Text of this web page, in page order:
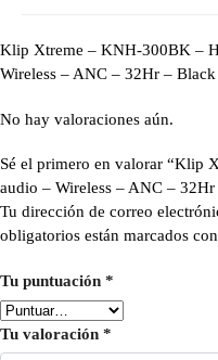
Klip Xtreme – KNH-300BK –
Wireless – ANC – 32Hr – Black
No hay valoraciones aún.
Sé el primero en valorar “Klip
audio – Wireless – ANC –
Tu dirección de correo
obligatorios están marcados con
Tu puntuación *
Tu valoración *